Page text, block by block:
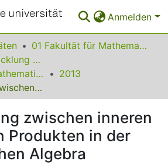
Anmelden
01 Fakultät für Mathematik
Institut für Entwicklung und Erforschung des Mathematikunterrichts
Beiträge zum Mathematikunterricht
2013
Zur Beziehung zwischen inneren und äußeren Produkten in der Geometrischen Algebra
zwischen inneren
Produkten in der
Algebra